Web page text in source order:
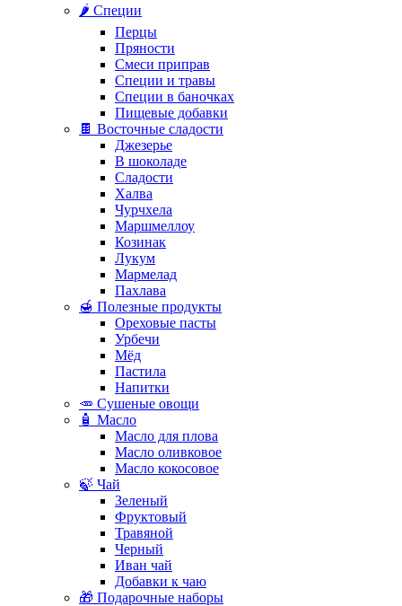
🌶️ Специи
Перцы
Пряности
Смеси приправ
Специи и травы
Специи в баночках
Пищевые добавки
🍫 Восточные сладости
Джезерье
В шоколаде
Сладости
Халва
Чурчхела
Маршмеллоу
Козинак
Лукум
Мармелад
Пахлава
🍯 Полезные продукты
Ореховые пасты
Урбечи
Мёд
Пастила
Напитки
🥕 Сушеные овощи
🧴 Масло
Масло для плова
Масло оливковое
Масло кокосовое
🍃 Чай
Зеленый
Фруктовый
Травяной
Черный
Иван чай
Добавки к чаю
🎁 Подарочные наборы